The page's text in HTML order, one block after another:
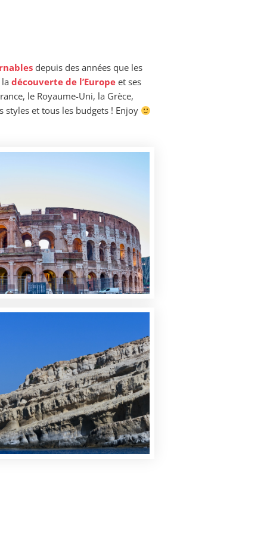
depuis des années que les
découverte de l’Europe et ses
le Royaume-Uni, la Grèce,
styles et tous les budgets ! Enjoy